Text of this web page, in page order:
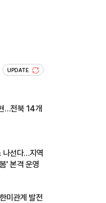
UPDATE
…전북 14개
나선다…지역
' 본격 운영
미관계 발전